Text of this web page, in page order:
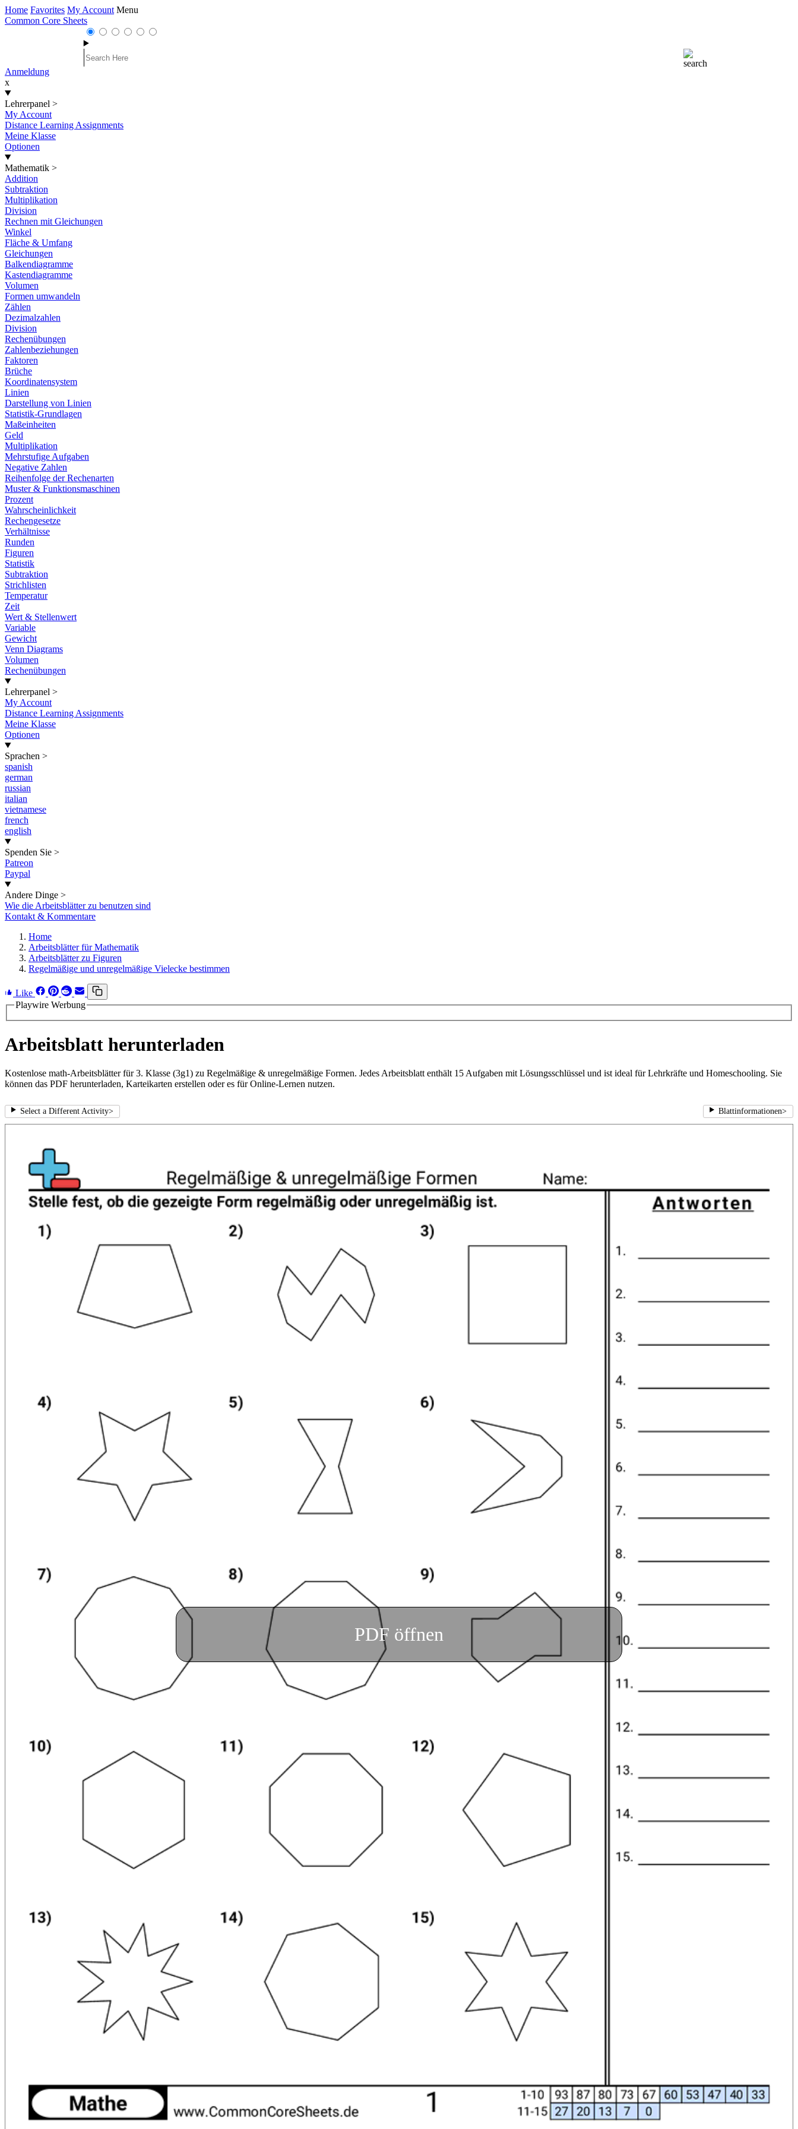
Home Favorites My Account Menu
Common Core Sheets
Anmeldung
x
Lehrerpanel >
My Account
Distance Learning Assignments
Meine Klasse
Optionen
Mathematik >
Addition
Subtraktion
Multiplikation
Division
Rechnen mit Gleichungen
Winkel
Fläche & Umfang
Gleichungen
Balkendiagramme
Kastendiagramme
Volumen
Formen umwandeln
Zählen
Dezimalzahlen
Division
Rechenübungen
Zahlenbeziehungen
Faktoren
Brüche
Koordinatensystem
Linien
Darstellung von Linien
Statistik-Grundlagen
Maßeinheiten
Geld
Multiplikation
Mehrstufige Aufgaben
Negative Zahlen
Reihenfolge der Rechenarten
Muster & Funktionsmaschinen
Prozent
Wahrscheinlichkeit
Rechengesetze
Verhältnisse
Runden
Figuren
Statistik
Subtraktion
Strichlisten
Temperatur
Zeit
Wert & Stellenwert
Variable
Gewicht
Venn Diagrams
Volumen
Rechenübungen
Lehrerpanel >
My Account
Distance Learning Assignments
Meine Klasse
Optionen
Sprachen >
spanish
german
russian
italian
vietnamese
french
english
Spenden Sie >
Patreon
Paypal
Andere Dinge >
Wie die Arbeitsblätter zu benutzen sind
Kontakt & Kommentare
Home
Arbeitsblätter für Mathematik
Arbeitsblätter zu Figuren
Regelmäßige und unregelmäßige Vielecke bestimmen
Like
Playwire Werbung
Arbeitsblatt herunterladen
Kostenlose math-Arbeitsblätter für 3. Klasse (3g1) zu Regelmäßige & unregelmäßige Formen. Jedes Arbeitsblatt enthält 15 Aufgaben mit Lösungsschlüssel und ist ideal für Lehrkräfte und Homeschooling. Sie
können das PDF herunterladen, Karteikarten erstellen oder es für Online-Lernen nutzen.
Select a Different Activity> Blattinformationen>
PDF öffnen